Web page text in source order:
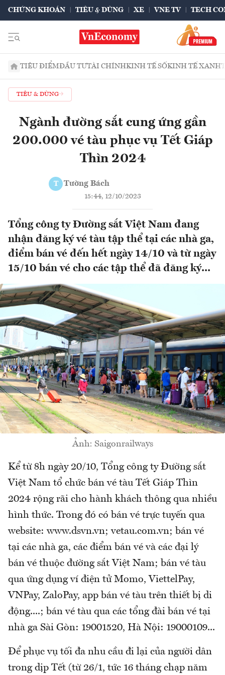
CHỨNG KHOÁN TIÊU & DÙNG XE VNE TV TECH
TIÊU ĐIỂMĐẦU TƯTÀI CHÍNHKINH TẾ SỐKINH TẾ XANH
TIÊU & DÙNG
Ngành đường sắt cung ứng gần
200.000 vé tàu phục vụ Tết Giáp
Thìn 2024
T Tường Bách
15:44, 12/10/2023
Tổng công ty Đường sắt Việt Nam đang
nhận đăng ký vé tàu tập thể tại các nhà ga,
điểm bán vé đến hết ngày 14/10 và từ ngày
15/10 bán vé cho các tập thể đã đăng ký...
Ảnh: Saigonrailways
Kể từ 8h ngày 20/10, Tổng công ty Đường sắt
Việt Nam tổ chức bán vé tàu Tết Giáp Thìn
2024 rộng rãi cho hành khách thông qua nhiều
hình thức. Trong đó có bán vé trực tuyến qua
website: www.dsvn.vn; vetau.com.vn; bán vé
tại các nhà ga, các điểm bán vé và các đại lý
bán vé thuộc đường sắt Việt Nam; bán vé tàu
qua ứng dụng ví điện tử Momo, ViettelPay,
VNPay, ZaloPay, app bán vé tàu trên thiết bị di
động....; bán vé tàu qua các tổng đài bán vé tại
nhà ga Sài Gòn: 19001520, Hà Nội: 19000109...
Để phục vụ tối đa nhu cầu đi lại của người dân
trong dịp Tết (từ 26/1, tức 16 tháng chạp năm